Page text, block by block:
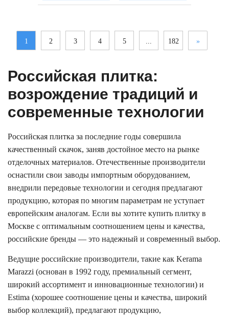
1 2 3 4 5 ... 182 »
Российская плитка:
возрождение традиций и
современные технологии
Российская плитка за последние годы совершила
качественный скачок, заняв достойное место на рынке
отделочных материалов. Отечественные производители
оснастили свои заводы импортным оборудованием,
внедрили передовые технологии и сегодня предлагают
продукцию, которая по многим параметрам не уступает
европейским аналогам. Если вы хотите купить плитку в
Москве с оптимальным соотношением цены и качества,
российские бренды — это надежный и современный выбор.
Ведущие российские производители, такие как Kerama
Marazzi (основан в 1992 году, премиальный сегмент,
широкий ассортимент и инновационные технологии) и
Estima (хорошее соотношение цены и качества, широкий
выбор коллекций), предлагают продукцию,